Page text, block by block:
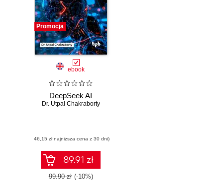
Promocja
ebook
DeepSeek AI
Dr. Utpal Chakraborty
(46,15 zł najniższa cena z 30 dni)
89.91 zł
99.90 zł (-10%)